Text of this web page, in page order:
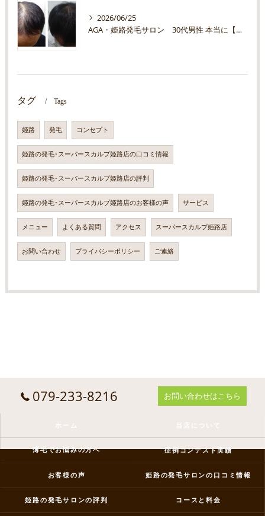
2026/06/25
AGA・姫路発毛サロン 30代男性 本当に【薬って必要？】
タグ Tags
姫路 発毛 コンセプト
姫路の発毛･スーパースカルプ姫路店の口コミ情報
姫路の発毛･スーパースカルプ姫路店の評判
姫路の発毛･スーパースカルプ姫路店のお客様の声 サービス
メニュー よくある質問 アクセス スーパースカルプ姫路店
お問い合わせ プライバシーポリシー ご連絡
079-233-8216 お問い合わせはこちら
ホーム 当店について
薄毛でお悩みの方へ 症例コンテスト実績
お客様の声 姫路の発毛サロンの口コミ情報
姫路の発毛サロンの評判 コースと料金